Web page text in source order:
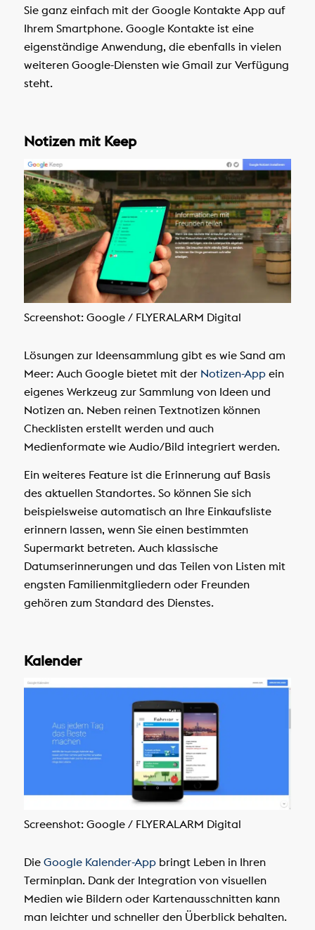
Sie ganz einfach mit der Google Kontakte App auf
Ihrem Smartphone. Google Kontakte ist eine
eigenständige Anwendung, die ebenfalls in vielen
weiteren Google-Diensten wie Gmail zur Verfügung
steht.
Notizen mit Keep
Screenshot: Google / FLYERALARM Digital
Lösungen zur Ideensammlung gibt es wie Sand am
Meer: Auch Google bietet mit der Notizen-Appein
eigenes Werkzeug zur Sammlung von Ideen und
Notizen an. Neben reinen Textnotizen können
Checklisten erstellt werden und auch
Medienformate wie Audio/Bild integriert werden.
Ein weiteres Feature ist die Erinnerung auf Basis
des aktuellen Standortes. So können Sie sich
beispielsweise automatisch an Ihre Einkaufsliste
erinnern lassen, wenn Sie einen bestimmten
Supermarkt betreten. Auch klassische
Datumserinnerungen und das Teilen von Listen mit
engsten Familienmitgliedern oder Freunden
gehören zum Standard des Dienstes.
Kalender
Screenshot: Google / FLYERALARM Digital
Die Google Kalender-Appbringt Leben in Ihren
Terminplan. Dank der Integration von visuellen
Medien wie Bildern oder Kartenausschnitten kann
man leichter und schneller den Überblick behalten.